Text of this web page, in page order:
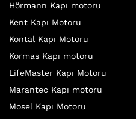
Hörmann Kapı motoru
Kent Kapı Motoru
Kontal Kapı Motoru
Kormas Kapı motoru
LifeMaster Kapı Motoru
Marantec Kapı motoru
Mosel Kapı Motoru